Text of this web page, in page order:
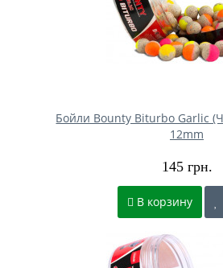
Бойли Bounty Biturbo Garlic
12mm
145 грн.
В корзину